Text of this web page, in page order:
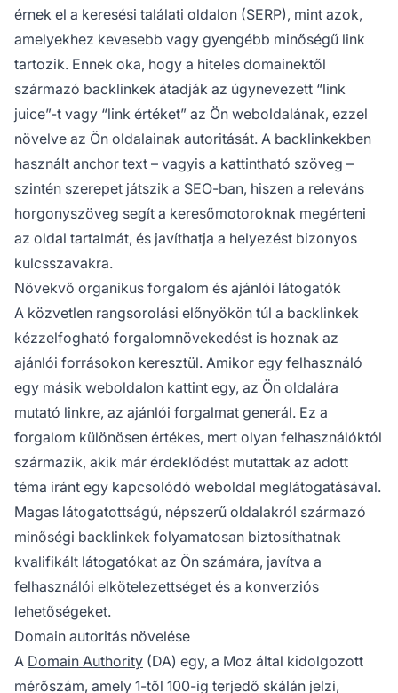
érnek el a keresési találati oldalon (SERP), mint azok,
amelyekhez kevesebb vagy gyengébb minőségű link
tartozik. Ennek oka, hogy a hiteles domainektől
származó backlinkek átadják az úgynevezett “link
juice”-t vagy “link értéket” az Ön weboldalának, ezzel
növelve az Ön oldalainak autoritását. A backlinkekben
használt anchor text – vagyis a kattintható szöveg –
szintén szerepet játszik a SEO-ban, hiszen a releváns
horgonyszöveg segít a keresőmotoroknak megérteni
az oldal tartalmát, és javíthatja a helyezést bizonyos
kulcsszavakra.
Növekvő organikus forgalom és ajánlói látogatók
A közvetlen rangsorolási előnyökön túl a backlinkek
kézzelfogható forgalomnövekedést is hoznak az
ajánlói forrásokon keresztül. Amikor egy felhasználó
egy másik weboldalon kattint egy, az Ön oldalára
mutató linkre, az ajánlói forgalmat generál. Ez a
forgalom különösen értékes, mert olyan felhasználóktól
származik, akik már érdeklődést mutattak az adott
téma iránt egy kapcsolódó weboldal meglátogatásával.
Magas látogatottságú, népszerű oldalakról származó
minőségi backlinkek folyamatosan biztosíthatnak
kvalifikált látogatókat az Ön számára, javítva a
felhasználói elkötelezettséget és a konverziós
lehetőségeket.
Domain autoritás növelése
A Domain Authority (DA) egy, a Moz által kidolgozott
mérőszám, amely 1-től 100-ig terjedő skálán jelzi,